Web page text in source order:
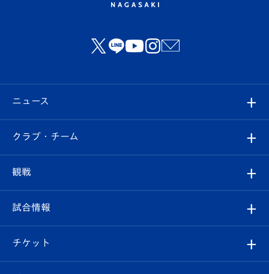
ニュース
すべて
クラブ
試合情報
クラブ・チーム
クラブ概要
エンブレム紹介
観戦
観戦ルール
はじめての観戦ガイド
試合情報
試合日程/結果
チケット